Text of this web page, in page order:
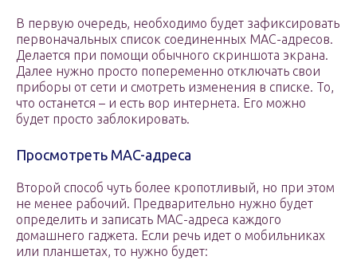
В первую очередь, необходимо будет зафиксировать
первоначальных список соединенных МАС-адресов.
Делается при помощи обычного скриншота экрана.
Далее нужно просто попеременно отключать свои
приборы от сети и смотреть изменения в списке. То,
что останется – и есть вор интернета. Его можно
будет просто заблокировать.
Просмотреть MAC-адреса
Второй способ чуть более кропотливый, но при этом
не менее рабочий. Предварительно нужно будет
определить и записать MAC-адреса каждого
домашнего гаджета. Если речь идет о мобильниках
или планшетах, то нужно будет: